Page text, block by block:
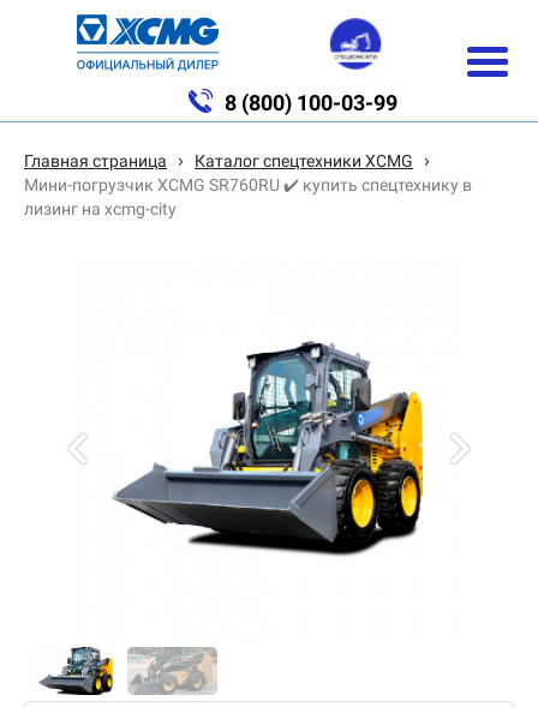
8 (800) 100-03-99
Главная страница › Каталог спецтехники XCMG ›
Мини-погрузчик XCMG SR760RU ✔️ купить спецтехнику в
лизинг на xcmg-city